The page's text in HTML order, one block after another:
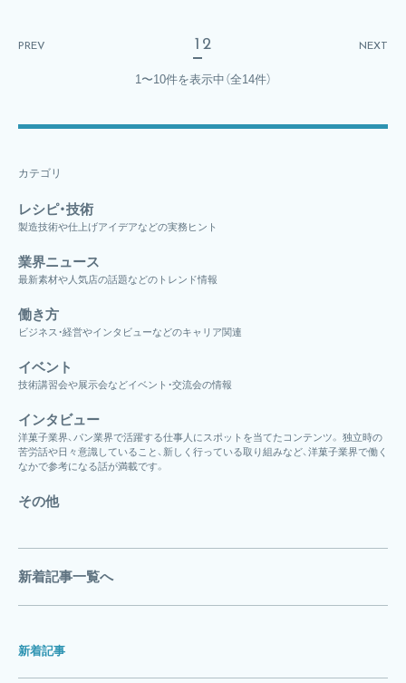
PREV 1 2 NEXT
1〜10件を表示中 （全14件）
カテゴリ
レシピ・技術
製造技術や仕上げアイデアなどの実務ヒント
業界ニュース
最新素材や人気店の話題などのトレンド情報
働き方
ビジネス・経営やインタビューなどのキャリア関連
イベント
技術講習会や展示会などイベント・交流会の情報
インタビュー
洋菓子業界、パン業界で活躍する仕事人にスポットを当てたコンテンツ。 独立時の
苦労話や日々意識していること、新しく行っている取り組みなど、洋菓子業界で働く
なかで参考になる話が満載です。
その他
新着記事一覧へ
新着記事